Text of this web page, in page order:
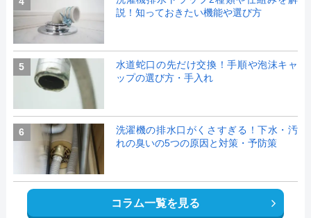
説！知っておきたい機能や選び方
5
水道蛇口の先だけ交換！手順や泡沫キャ
ップの選び方・手入れ
6
洗濯機の排水口がくさすぎる！下水・汚
れの臭いの5つの原因と対策・予防策
コラム一覧を見る